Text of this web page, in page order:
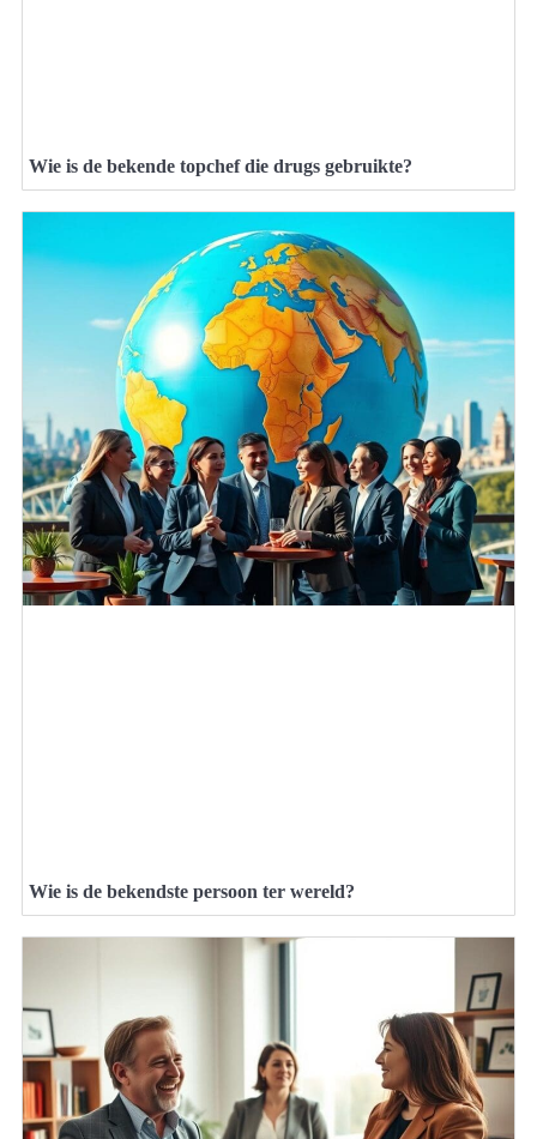
Wie is de bekende topchef die drugs gebruikte?
Wie is de bekendste persoon ter wereld?